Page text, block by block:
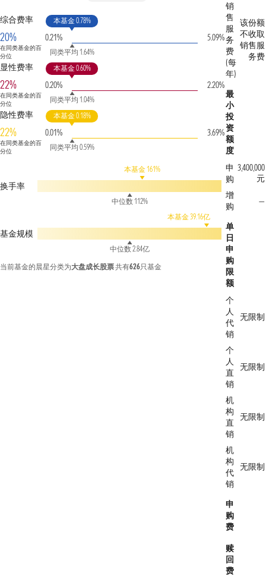
综合费率
20%
在同类基金的百
分位
0.21%
本基金 0.78%
同类平均 1.64%
5.09%
显性费率
22%
在同类基金的百
分位
0.20%
本基金 0.60%
同类平均 1.04%
2.20%
隐性费率
22%
在同类基金的百
分位
0.01%
本基金 0.18%
同类平均 0.59%
3.69%
换手率
本基金 161%
中位数 112%
基金规模
本基金 39.16亿
中位数 2.84亿
当前基金的晨星分类为大盘成长股票共有626只基金
销
售
服
务
费
(每
年)
该份额
不收取
销售服
务费
最
小
投
资
额
度
申
购
3,400,000
元
增
购
—
单
日
申
购
限
额
个
人
代
销
无限制
个
人
直
销
无限制
机
构
直
销
无限制
机
构
代
销
无限制
申
购
费
赎
回
费